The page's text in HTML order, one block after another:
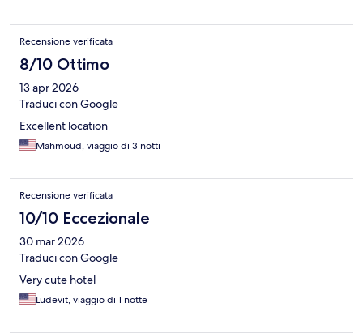
Recensione verificata
8/10 Ottimo
13 apr 2026
Traduci con Google
Excellent location
Mahmoud, viaggio di 3 notti
Recensione verificata
10/10 Eccezionale
30 mar 2026
Traduci con Google
Very cute hotel
Ludevit, viaggio di 1 notte